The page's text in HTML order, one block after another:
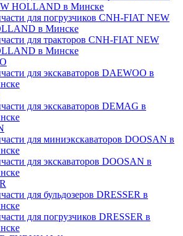
HOLLAND в Минске
для погрузчиков CNH-FIAT NEW
в Минске
для тракторов CNH-FIAT NEW
в Минске
для экскаваторов DAEWOO в
для экскаваторов DEMAG в
для миниэкскаваторов DOOSAN в
для экскаваторов DOOSAN в
для бульдозеров DRESSER в
для погрузчиков DRESSER в